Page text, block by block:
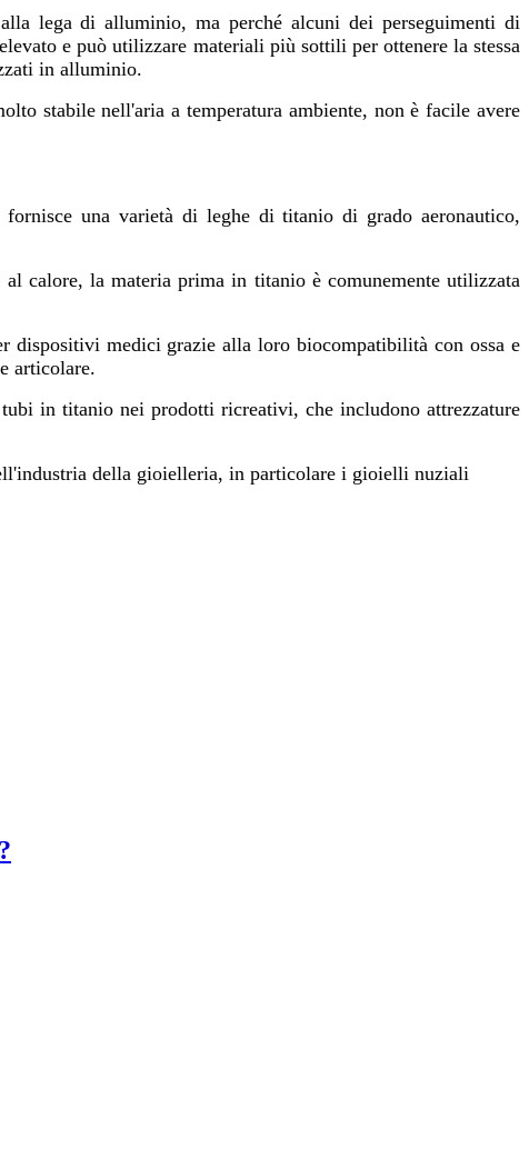
lega di alluminio, ma perché alcuni dei perseguimenti di
e può utilizzare materiali più sottili per ottenere la stessa
in alluminio.
stabile nell'aria a temperatura ambiente, non è facile avere
fornisce una varietà di leghe di titanio di grado aeronautico,
calore, la materia prima in titanio è comunemente utilizzata
medici grazie alla loro biocompatibilità con ossa e
articolare.
in titanio nei prodotti ricreativi, che includono attrezzature
della gioielleria, in particolare i gioielli nuziali